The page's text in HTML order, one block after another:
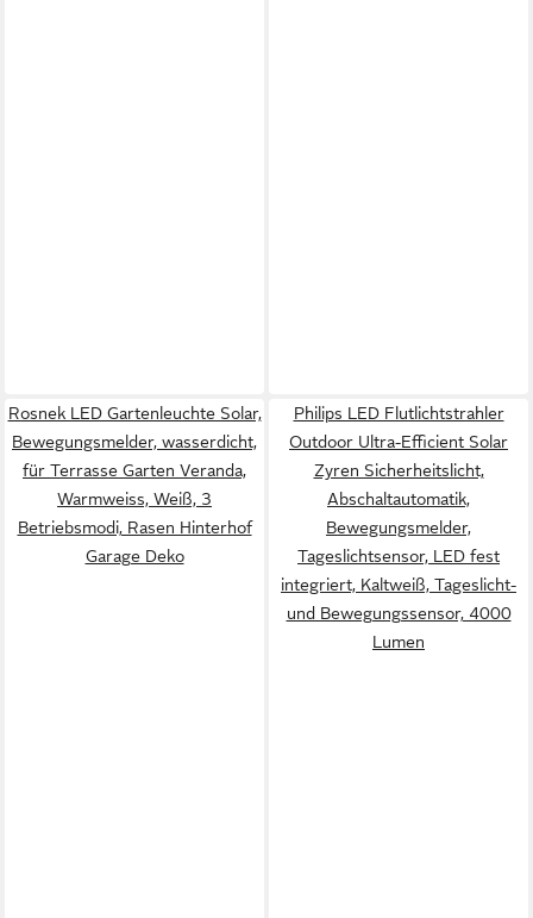
Rosnek LED Gartenleuchte Solar,
Bewegungsmelder, wasserdicht,
für Terrasse Garten Veranda,
Warmweiss, Weiß, 3
Betriebsmodi, Rasen Hinterhof
Garage Deko
Philips LED Flutlichtstrahler
Outdoor Ultra-Efficient Solar
Zyren Sicherheitslicht,
Abschaltautomatik,
Bewegungsmelder,
Tageslichtsensor, LED fest
integriert, Kaltweiß, Tageslicht-
und Bewegungssensor, 4000
Lumen